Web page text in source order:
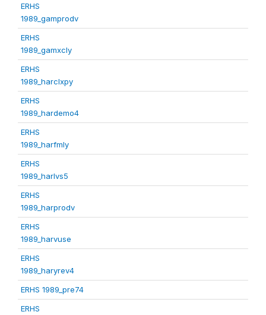
ERHS
1989_gamprodv
ERHS
1989_gamxcly
ERHS
1989_harclxpy
ERHS
1989_hardemo4
ERHS
1989_harfmly
ERHS
1989_harlvs5
ERHS
1989_harprodv
ERHS
1989_harvuse
ERHS
1989_haryrev4
ERHS 1989_pre74
ERHS